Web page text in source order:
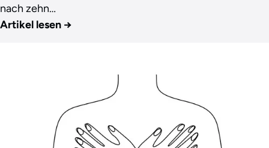
nach zehn…
Artikel lesen →